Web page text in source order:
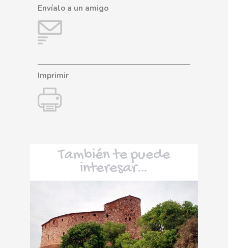
Envíalo a un amigo
Imprimir
También te puede
interesar…